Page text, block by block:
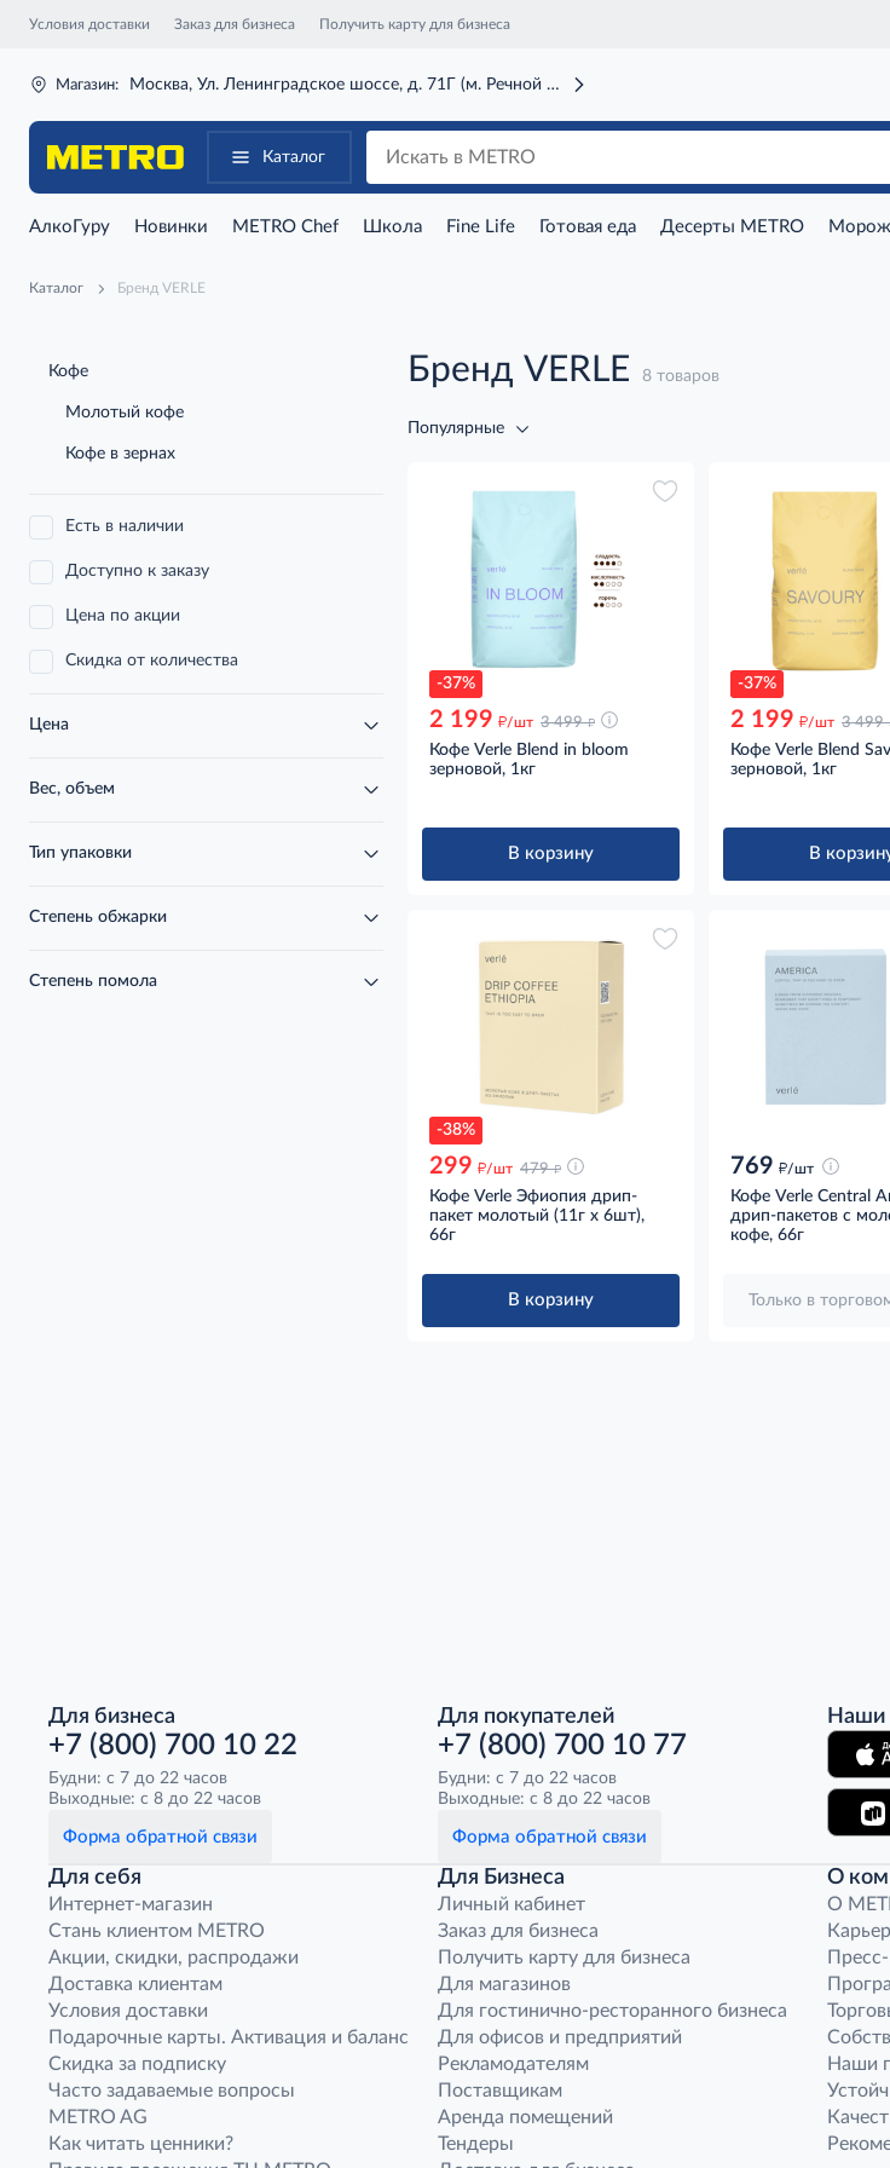
Условия доставки Заказ для бизнеса Получить карту для бизнеса
Магазин: Москва, Ул. Ленинградское шоссе, д. 71Г (м. Речной вокзал)
Каталог
АлкоГуру Новинки METRO Chef Школа Fine Life Готовая еда Десерты METRO
Каталог Бренд VERLE
Кофе
Молотый кофе
Кофе в зернах
Есть в наличии
Доступно к заказу
Цена по акции
Скидка от количества
Цена
Вес, объем
Тип упаковки
Степень обжарки
Степень помола
Бренд VERLE 8 товаров
Популярные
-37%
2 199 д/шт 3 499 д
Кофе Verle Blend in bloom
зерновой, 1кг
В корзину
-37%
2 199 д/шт 3 499
Кофе Verle Blend
зерновой, 1кг
В
-38%
299 д/шт 479 д
Кофе Verle Эфиопия дрип-
пакет молотый (11г x 6шт),
66г
В корзину
769 д/шт
Кофе Verle Central
дрип-пакетов с
кофе, 66г
Только в
Для бизнеса
+7 (800) 700 10 22
Будни: с 7 до 22 часов
Выходные: с 8 до 22 часов
Форма обратной связи
Для покупателей
+7 (800) 700 10 77
Будни: с 7 до 22 часов
Выходные: с 8 до 22 часов
Форма обратной связи
Наши
Для себя
Интернет-магазин
Стань клиентом METRO
Акции, скидки, распродажи
Доставка клиентам
Условия доставки
Подарочные карты. Активация и баланс
Скидка за подписку
Часто задаваемые вопросы
METRO AG
Как читать ценники?
Для Бизнеса
Личный кабинет
Заказ для бизнеса
Получить карту для бизнеса
Для магазинов
Для гостинично-ресторанного бизнеса
Для офисов и предприятий
Рекламодателям
Поставщикам
Аренда помещений
Тендеры
О
O
Наши